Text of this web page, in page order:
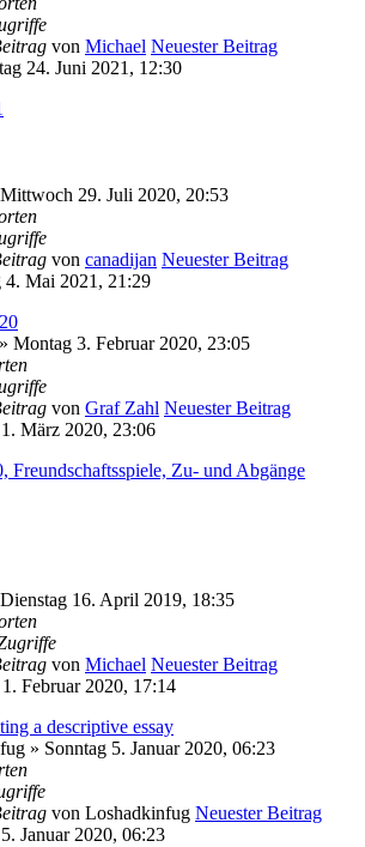
von Michael Neuester Beitrag
24. Juni 2021, 12:30
29. Juli 2020, 20:53
von canadijan Neuester Beitrag
4. Mai 2021, 21:29
» Montag 3. Februar 2020, 23:05
von Graf Zahl Neuester Beitrag
März 2020, 23:06
Freundschaftsspiele, Zu- und Abgänge
16. April 2019, 18:35
von Michael Neuester Beitrag
1. Februar 2020, 17:14
a descriptive essay
» Sonntag 5. Januar 2020, 06:23
von Loshadkinfug Neuester Beitrag
Januar 2020, 06:23